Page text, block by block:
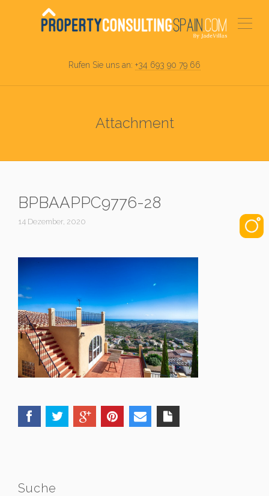
Rufen Sie uns an: +34 693 90 79 66
Attachment
BPBAAPPC9776-28
14 Dezember, 2020
Suche